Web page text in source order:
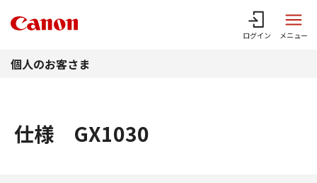
ログイン メニュー
個人のお客さま
仕様 GX1030